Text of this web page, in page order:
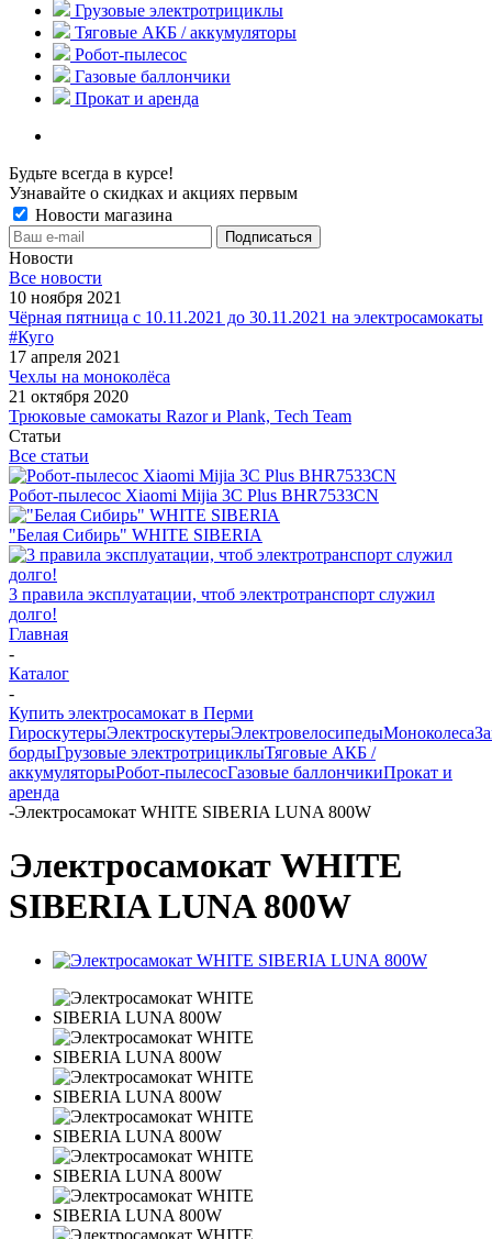
Грузовые электротрициклы
Тяговые АКБ / аккумуляторы
Робот-пылесос
Газовые баллончики
Прокат и аренда
Будьте всегда в курсе!
Узнавайте о скидках и акциях первым
Новости магазина
Новости
Все новости
10 ноября 2021
Чёрная пятница с 10.11.2021 до 30.11.2021 на электросамокаты
#Куго
17 апреля 2021
Чехлы на моноколёса
21 октября 2020
Трюковые самокаты Razor и Plank, Tech Team
Статьи
Все статьи
Робот-пылесос Xiaomi Mijia 3C Plus BHR7533CN
"Белая Сибирь" WHITE SIBERIA
3 правила эксплуатации, чтоб электротранспорт служил
долго!
Главная
-
Каталог
-
Купить электросамокат в Перми
ГироскутерыЭлектроскутерыЭлектровелосипедыМоноколеса
бордыГрузовые электротрициклыТяговые АКБ /
аккумуляторыРобот-пылесосГазовые баллончикиПрокат и
аренда
-Электросамокат WHITE SIBERIA LUNA 800W
Электросамокат WHITE
SIBERIA LUNA 800W